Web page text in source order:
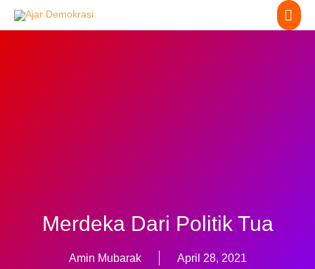
Merdeka Dari Politik Tua